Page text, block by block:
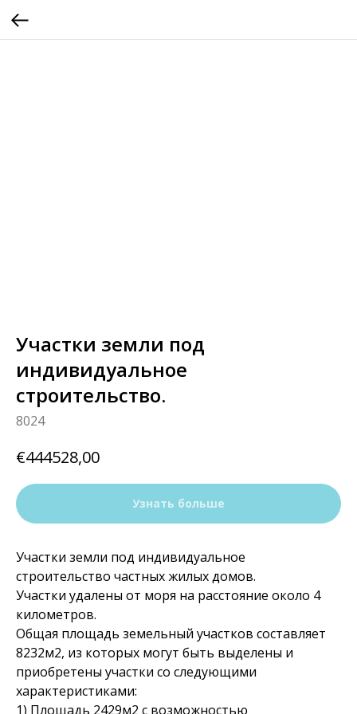
Участки земли под
индивидуальное
строительство.
8024
€444528,00
Узнать больше
Участки земли под индивидуальное
строительство частных жилых домов.
Участки удалены от моря на расстояние около 4
километров.
Общая площадь земельный участков составляет
8232м2, из которых могут быть выделены и
приобретены участки со следующими
характеристиками:
1) Площадь 2429м2 с возможностью